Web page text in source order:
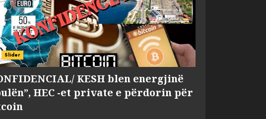
Slider
KESH blen energjinë
HEC -et private e përdorin për